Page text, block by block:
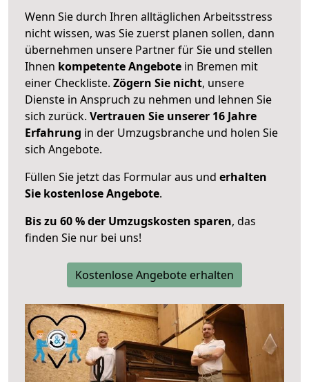
Wenn Sie durch Ihren alltäglichen Arbeitsstress
nicht wissen, was Sie zuerst planen sollen, dann
übernehmen unsere Partner für Sie und stellen
Ihnen kompetente Angebote in Bremen mit
einer Checkliste. Zögern Sie nicht, unsere
Dienste in Anspruch zu nehmen und lehnen Sie
sich zurück. Vertrauen Sie unserer 16 Jahre
Erfahrung in der Umzugsbranche und holen Sie
sich Angebote.
Füllen Sie jetzt das Formular aus und erhalten
Sie kostenlose Angebote.
Bis zu 60 % der Umzugskosten sparen, das
finden Sie nur bei uns!
Kostenlose Angebote erhalten